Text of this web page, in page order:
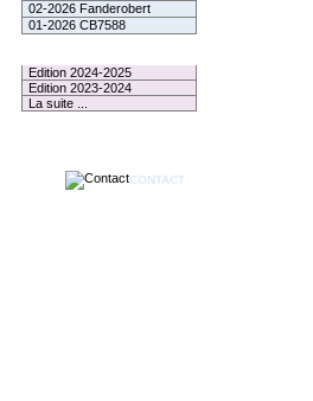
02-2026 Fanderobert
01-2026 CB7588
Edition 2024-2025
Edition 2023-2024
La suite ...
CONTACT